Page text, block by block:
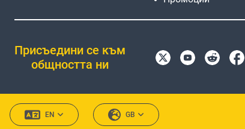
Присъедини се към
общността ни
EN GB